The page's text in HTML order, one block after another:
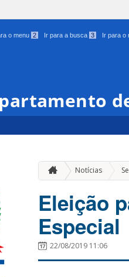
o menu 2 Ir para a busca 3 Ir para o
Notícias
Eleição
Especial
22/08/2019 11:06